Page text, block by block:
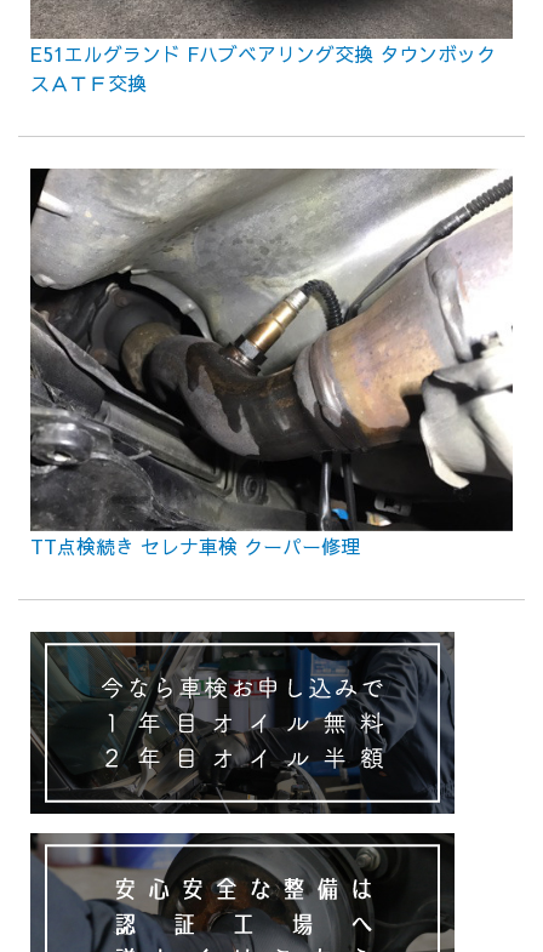
E51エルグランド Fハブベアリング交換 タウンボック
スＡＴＦ交換
TT点検続き セレナ車検 クーパー修理